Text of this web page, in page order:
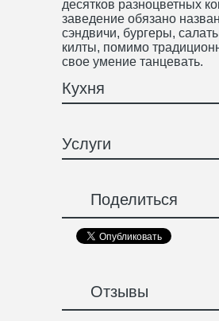
десятков разноцветных
заведение обязано
сэндвичи, бургеры,
килты, помимо
свое умение танцевать.
Кухня
Услуги
Поделиться
Отзывы